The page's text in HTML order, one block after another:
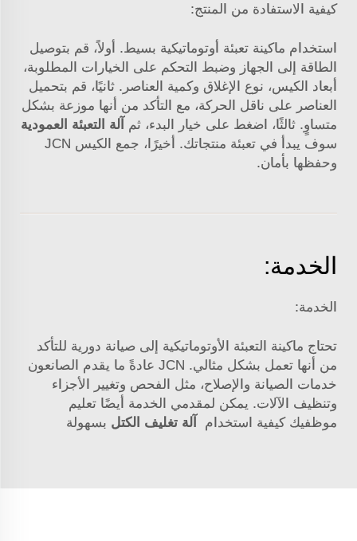
كيفية الاستفادة من المنتج:
استخدام ماكينة تعبئة أوتوماتيكية بسيط. أولاً، قم بتوصيل
الطاقة إلى الجهاز وضبط التحكم على الخيارات المطلوبة،
أبعاد الكيس، نوع الإغلاق وكمية العناصر. ثانيًا، قم بتحميل
العناصر على ناقل الحركة، مع التأكد من أنها موزعة بشكل
متساوٍ. ثالثًا، اضغط على خيار البدء، ثم آلة التعبئة العمودية
سوف يبدأ في تعبئة منتجاتك. أخيرًا، جمع الكيس JCN
وحفظها بأمان.
الخدمة:
الخدمة:
تحتاج ماكينة التعبئة الأوتوماتيكية إلى صيانة دورية للتأكد
من أنها تعمل بشكل مثالي. JCN عادةً ما يقدم الصانعون
خدمات الصيانة والإصلاح، مثل الفحص وتغيير الأجزاء
وتنظيف الآلات. يمكن لمقدمي الخدمة أيضًا تعليم
موظفيك كيفية استخدام
آلة تغليف الكتل بسهولة